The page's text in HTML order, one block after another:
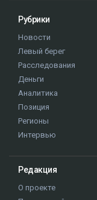
Рубрики
Новости
Левый берег
Расследования
Деньги
Аналитика
Позиция
Регионы
Интервью
Редакция
О проекте